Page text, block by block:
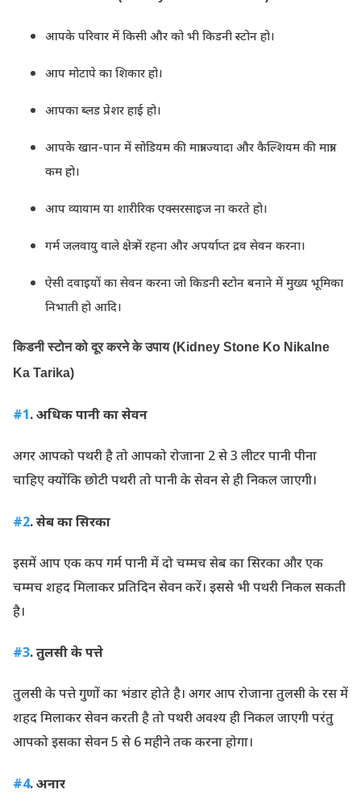
आपके परिवार में किसी और को भी किडनी स्टोन हो।
आप मोटापे का शिकार हो।
आपका ब्लड प्रेशर हाई हो।
आपके खान-पान में सोडियम की मात्रा ज्यादा और कैल्शियम की मात्रा
कम हो।
आप व्यायाम या शारीरिक एक्सरसाइज ना करते हो।
गर्म जलवायु वाले क्षेत्र में रहना और अपर्याप्त द्रव सेवन करना।
ऐसी दवाइयों का सेवन करना जो किडनी स्टोन बनाने में मुख्य भूमिका
निभाती हो आदि।
किडनी स्टोन को दूर करने के उपाय (Kidney Stone Ko Nikalne
Ka Tarika)
#1. अधिक पानी का सेवन
अगर आपको पथरी है तो आपको रोजाना 2 से 3 लीटर पानी पीना
चाहिए क्योंकि छोटी पथरी तो पानी के सेवन से ही निकल जाएगी।
#2. सेब का सिरका
इसमें आप एक कप गर्म पानी में दो चम्मच सेब का सिरका और एक
चम्मच शहद मिलाकर प्रतिदिन सेवन करें। इससे भी पथरी निकल सकती
है।
#3. तुलसी के पत्ते
तुलसी के पत्ते गुणों का भंडार होते है। अगर आप रोजाना तुलसी के रस में
शहद मिलाकर सेवन करती है तो पथरी अवश्य ही निकल जाएगी परंतु
आपको इसका सेवन 5 से 6 महीने तक करना होगा।
#4. अनार